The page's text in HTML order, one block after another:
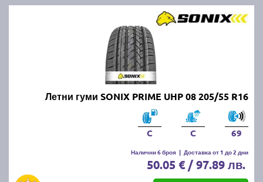
Летни гуми SONIX PRIME UHP 08 205/55 R16
C C 69
Налични 6 броя | Доставка от 1 до 2 дни
50.05 € / 97.89 лв.